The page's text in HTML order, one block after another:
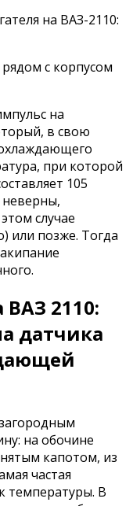
с корпусом
на
в свою
при которой
105
неверны,
случае
или позже. Тогда
ВАЗ 2110:
датчика
на обочине
капотом, из
частая
температуры. В